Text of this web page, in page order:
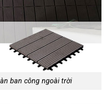
ban công ngoài trời